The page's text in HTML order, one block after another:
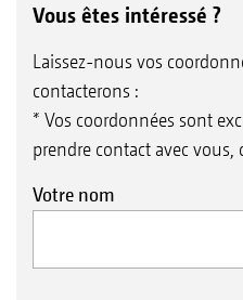
Vous êtes intéressé ?
Laissez-nous vos
contacterons :
* Vos coordonnées sont
prendre contact avec
Votre nom